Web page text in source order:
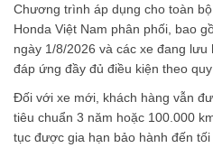
Chương trình áp dụng cho toàn
Honda Việt Nam phân phối, bao
ngày 1/8/2026 và các xe đang
đáp ứng đầy đủ điều kiện theo quy
Đối với xe mới, khách hàng vẫn
tiêu chuẩn 3 năm hoặc 100.000
tục được gia hạn bảo hành đến